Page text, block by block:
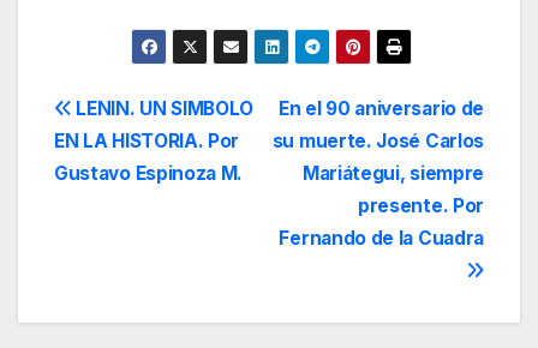
Navegación
de
En el 90 aniversario de
su muerte. José Carlos
Mariátegui, siempre
presente. Por
Fernando de la Cuadra
LENIN. UN SIMBOLO
EN LA HISTORIA. Por
Gustavo Espinoza M.